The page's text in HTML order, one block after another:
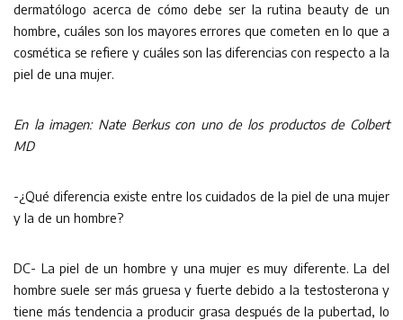
dermatólogo acerca de cómo debe ser la rutina beauty de un
hombre, cuáles son los mayores errores que cometen en lo que a
cosmética se refiere y cuáles son las diferencias con respecto a la
piel de una mujer.
En la imagen: Nate Berkus con uno de los productos de Colbert
MD
-¿Qué diferencia existe entre los cuidados de la piel de una mujer
y la de un hombre?
DC- La piel de un hombre y una mujer es muy diferente. La del
hombre suele ser más gruesa y fuerte debido a la testosterona y
tiene más tendencia a producir grasa después de la pubertad, lo